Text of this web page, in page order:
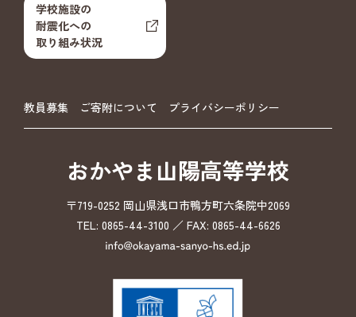
学校施設の
耐震化への
取り組み状況
教員募集 ご寄附について プライバシーポリシー
おかやま山陽高等学校
〒719-0252 岡山県浅口市鴨方町六条院中2069
TEL: 0865-44-3100 ／ FAX: 0865-44-6626